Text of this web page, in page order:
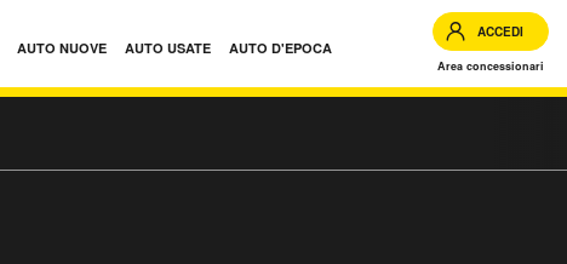
AUTO NUOVE AUTO USATE AUTO D'EPOCA
ACCEDI
Area concessionari